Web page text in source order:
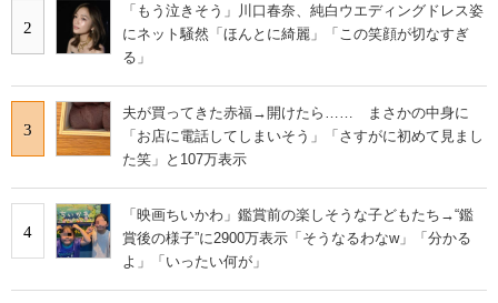
2
「もう泣きそう」川口春奈、純白ウエディングドレス姿
にネット騒然「ほんとに綺麗」「この笑顔が切なすぎ
る」
3
夫が買ってきた赤福→開けたら…… まさかの中身に
「お店に電話してしまいそう」「さすがに初めて見まし
た笑」と107万表示
4
「映画ちいかわ」鑑賞前の楽しそうな子どもたち→“鑑
賞後の様子”に2900万表示「そうなるわなw」「分かる
よ」「いったい何が」